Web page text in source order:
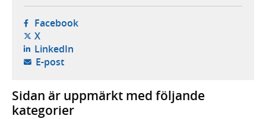
Facebook- öppnas i ny flik, extern webbplats,
X- öppnas i ny flik, extern webbplats,
LinkedIn- öppnas i ny flik, extern webbplats,
E-post- öppnar din e-postklient,
Sidan är uppmärkt med följande
kategorier